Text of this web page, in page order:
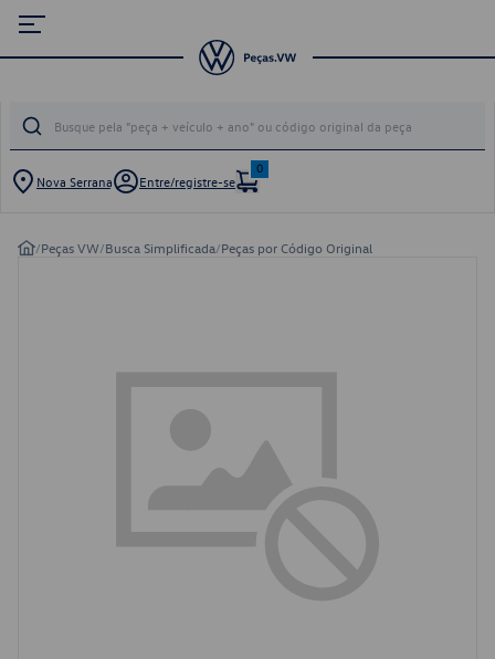
Nova Serrana Entre/registre-se
0
/Peças VW/Busca Simplificada/Peças por Código Original